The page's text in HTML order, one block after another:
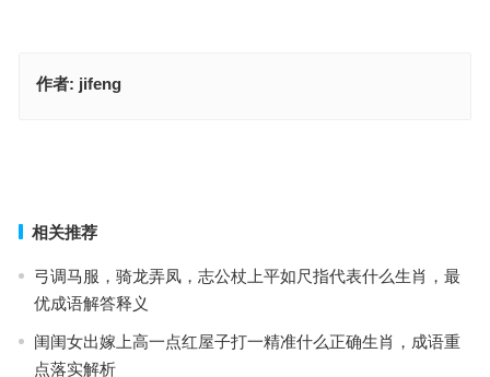
作者: jifeng
相关推荐
弓调马服，骑龙弄凤，志公杖上平如尺指代表什么生肖，最
优成语解答释义
闺闺女出嫁上高一点红屋子打一精准什么正确生肖，成语重
点落实解析